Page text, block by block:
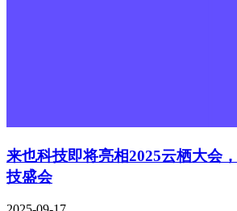
来也科技即将亮相2025云栖大会
技盛会